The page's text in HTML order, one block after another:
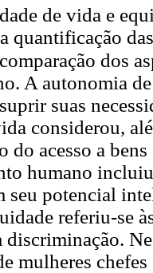
de vida e
quantificação
dos
A autonomia
suas
considerou,
do acesso a
humano
seu potencial
referiu-se
discriminação.
mulheres